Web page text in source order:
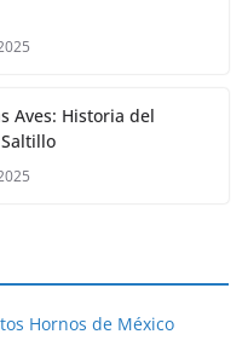
Aves: Historia del
Saltillo
Hornos de México